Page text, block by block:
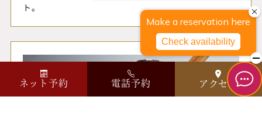
ネット予約 電話予約 アクセス
ト。